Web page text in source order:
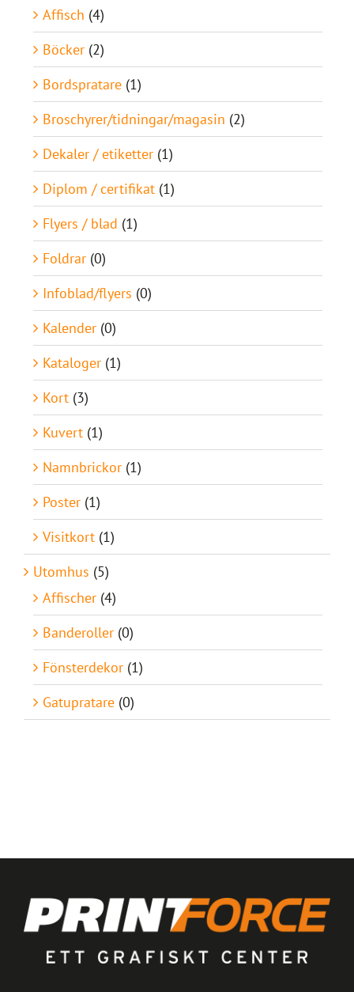
Affisch (4)
Böcker (2)
Bordspratare (1)
Broschyrer/tidningar/magasin (2)
Dekaler / etiketter (1)
Diplom / certifikat (1)
Flyers / blad (1)
Foldrar (0)
Infoblad/flyers (0)
Kalender (0)
Kataloger (1)
Kort (3)
Kuvert (1)
Namnbrickor (1)
Poster (1)
Visitkort (1)
Utomhus (5)
Affischer (4)
Banderoller (0)
Fönsterdekor (1)
Gatupratare (0)